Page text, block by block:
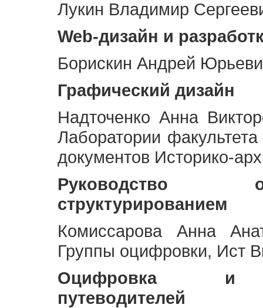
Лукин Владимир
Web-дизайн и
Борискин Андрей
Графический дизайн
Надточенко Анна
Лаборатории
документов Историко-
Руководство
структурированием
Комиссарова Анна
Группы оцифровки, Ист
Оцифровка и
путеводителей